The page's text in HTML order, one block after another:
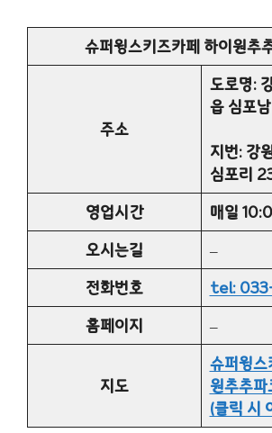
슈퍼윙스키즈카페 하이원추
주소
도로명:
읍 심포
지번: 강
심포리
영업시간
매일
오시는길
–
전화번호
tel:
홈페이지
–
지도
슈퍼윙
원추추파
(클릭 시